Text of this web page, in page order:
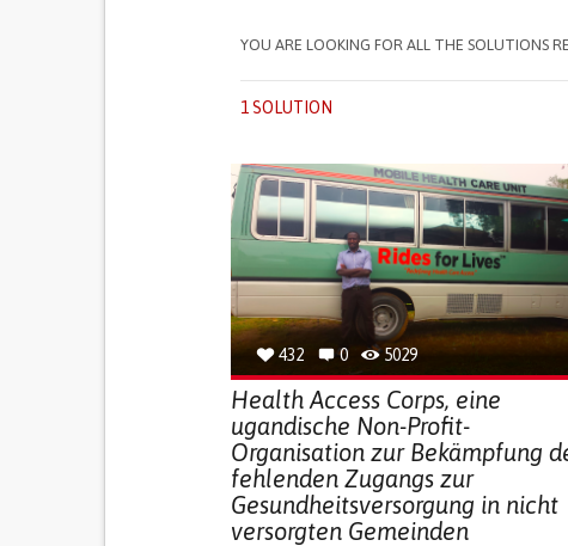
YOU ARE LOOKING FOR ALL THE SOLUTIONS
1 SOLUTION
432 0 5029
Health Access Corps, eine
ugandische Non-Profit-
Organisation zur Bekämpfung
fehlenden Zugangs zur
Gesundheitsversorgung in nicht
versorgten Gemeinden